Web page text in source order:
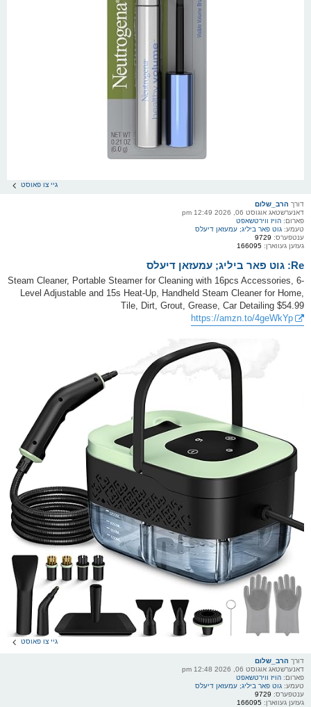
גיי צו פאוסט
דורך הרב_שלום
דאנערשטאג אוגוסט 06, 2026 12:49 pm
פארום: הויז ווירטשאפט
טעמע: גוט פאר ביליג; עמעזאן דיעלס
ענטפערס: 9729
געזען געווארן: 166095
Re: גוט פאר ביליג; עמעזאן דיעלס
Steam Cleaner, Portable Steamer for Cleaning with 16pcs Accessories, 6-
Level Adjustable and 15s Heat-Up, Handheld Steam Cleaner for Home,
Tile, Dirt, Grout, Grease, Car Detailing $54.99
https://amzn.to/4geWkYp
גיי צו פאוסט
דורך הרב_שלום
דאנערשטאג אוגוסט 06, 2026 12:48 pm
פארום: הויז ווירטשאפט
טעמע: גוט פאר ביליג; עמעזאן דיעלס
ענטפערס: 9729
געזען געווארן: 166095